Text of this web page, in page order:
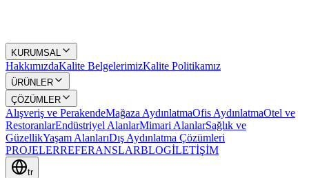
KURUMSAL
HakkımızdaKalite BelgelerimizKalite Politikamız
ÜRÜNLER
ÇÖZÜMLER
Alışveriş ve PerakendeMağaza AydınlatmaOfis AydınlatmaOtel ve
RestoranlarEndüstriyel AlanlarMimari AlanlarSağlık ve
GüzellikYaşam AlanlarıDış Aydınlatma Çözümleri
PROJELERREFERANSLARBLOGİLETİŞİM
tr